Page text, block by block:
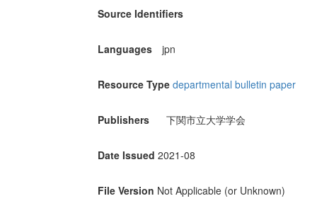
Source Identifiers
Languages jpn
Resource Type departmental bulletin paper
Publishers 下関市立大学学会
Date Issued 2021-08
File Version Not Applicable (or Unknown)